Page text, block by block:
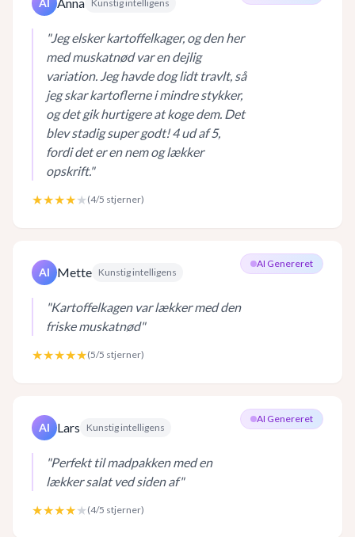
AI Kunstig intelligens
"Jeg elsker kartoffelkager, og den her
med muskatnød var en dejlig
variation. Jeg havde dog lidt travlt, så
jeg skar kartoflerne i mindre stykker,
og det gik hurtigere at koge dem. Det
blev stadig super godt! 4 ud af 5,
fordi det er en nem og lækker
opskrift."
★★★★★ (4/5 stjerner)
AI Genereret
AI Mette Kunstig intelligens
"Kartoffelkagen var lækker med den
friske muskatnød"
★★★★★(5/5 stjerner)
AI Genereret
AI Lars Kunstig intelligens
"Perfekt til madpakken med en
lækker salat ved siden af"
★★★★★ (4/5 stjerner)